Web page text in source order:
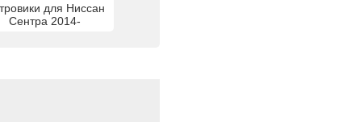
для Ниссан
Сентра 2014-